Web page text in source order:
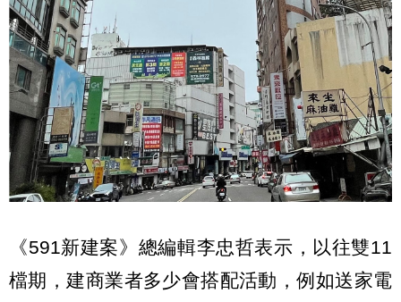
《591新建案》總編輯李忠哲表示，以往雙11
檔期，建商業者多少會搭配活動，例如送家電